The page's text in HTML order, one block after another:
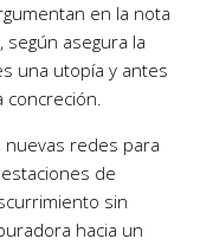
en la nota
según asegura la
una utopía y antes
concreción.
nuevas redes para
de
sin
hacia un